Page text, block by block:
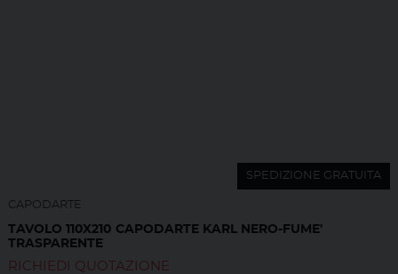
SPEDIZIONE GRATUITA
CAPODARTE
TAVOLO 110X210 CAPODARTE KARL NERO-FUME'
TRASPARENTE
RICHIEDI QUOTAZIONE